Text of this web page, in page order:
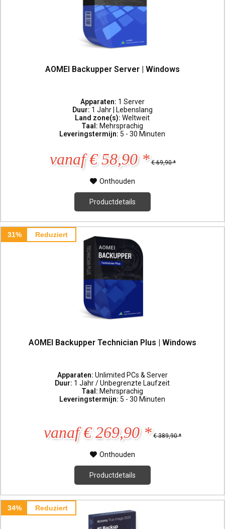
AOMEI Backupper Server | Windows
Apparaten: 1 Server
Duur: 1 Jahr | Lebenslang
Land zone(s):Weltweit
Taal: Mehrsprachig
Leveringstermijn: 5 - 30 Minuten
vanaf € 58,90 * € 69,90 *
Onthouden
Productdetails
31% Reduziert
AOMEI Backupper Technician Plus | Windows
Apparaten: Unlimited PCs & Server
Duur: 1 Jahr / Unbegrenzte Laufzeit
Taal: Mehrsprachig
Leveringstermijn: 5 - 30 Minuten
vanaf € 269,90 * € 389,90 *
Onthouden
Productdetails
34% Reduziert